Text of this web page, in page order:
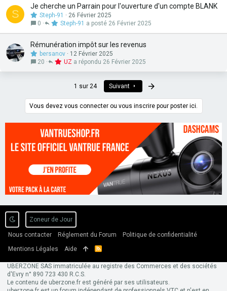
S
Je cherche un Parrain pour l'ouverture d'un compte BLANK
Steph-91
26 Février 2025
0
26 Février 2025
Steph-91
Rémunération impôt sur les revenus
bersanov
12 Février 2025
20
26 Février 2025
UZ
1 sur 24 Suivant
Vous devez vous connecter ou vous inscrire pour poster ici.
Zoneur de Jour
Nous contacter Réglement du Forum
Politique de confidentialité
Mentions Légales
Aide
R
S
UBERZONE SAS immatriculée au registre des Commerces et des sociétés
d'Evry n° 890 723 430 R.C.S.
Le contenu de uberzone.fr est généré par ses utilisateurs.